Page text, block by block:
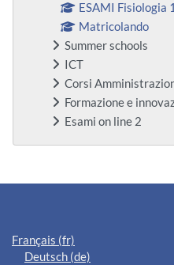
ESAMI Fisiologia 1
Matricolando
Summer schools
ICT
Corsi
Formazione e
Esami on line 2
Blocs supplémentaires
Français ‎(fr)‎
Deutsch ‎(de)‎